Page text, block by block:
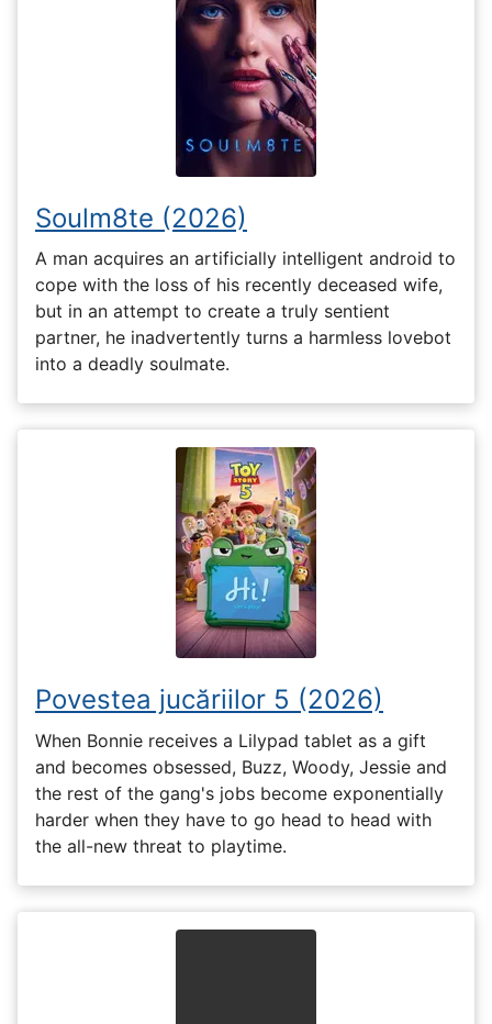
Soulm8te (2026)
A man acquires an artificially intelligent android to
cope with the loss of his recently deceased wife,
but in an attempt to create a truly sentient
partner, he inadvertently turns a harmless lovebot
into a deadly soulmate.
Povestea jucăriilor 5 (2026)
When Bonnie receives a Lilypad tablet as a gift
and becomes obsessed, Buzz, Woody, Jessie and
the rest of the gang's jobs become exponentially
harder when they have to go head to head with
the all-new threat to playtime.